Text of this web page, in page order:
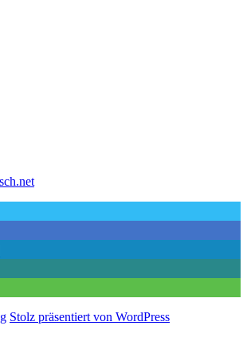
Stolz präsentiert von WordPress